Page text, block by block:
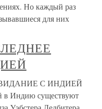
Но каждый раз
для них
С ИНДИЕЙ
в Индию существуют